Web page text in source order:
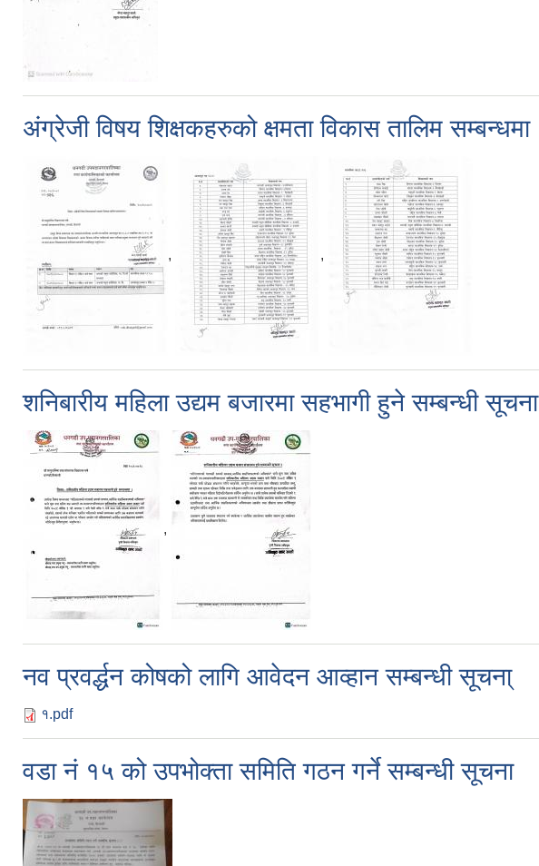
अंग्रेजी विषय शिक्षकहरुको क्षमता विकास तालिम सम्बन्धमा
, ,
शनिबारीय महिला उद्यम बजारमा सहभागी हुने सम्बन्धी सूचना
,
नव प्रवर्द्धन कोषको लागि आवेदन आव्हान सम्बन्धी सूचना्
१.pdf
वडा नं १५ को उपभोक्ता समिति गठन गर्ने सम्बन्धी सूचना